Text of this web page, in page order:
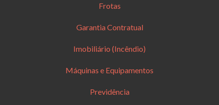
Frotas
Garantia Contratual
Imobiliário (Incêndio)
Máquinas e Equipamentos
Previdência